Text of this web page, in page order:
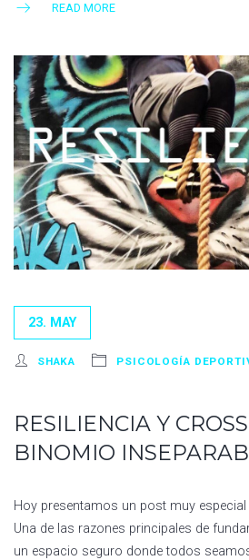
READ MORE
23. MAY
SHAKA PSICOLOGÍA
RESILIENCIA Y
BINOMIO
Hoy presentamos un post muy
Una de las razones principales de
un espacio seguro donde todos